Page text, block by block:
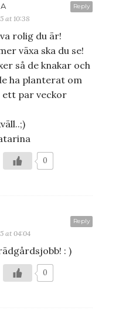
Reply
at 10:38
rolig du är!
växa ska du se!
så de knakar och
ha planterat om
ett par veckor
0
Reply
at 04:04
: )
0